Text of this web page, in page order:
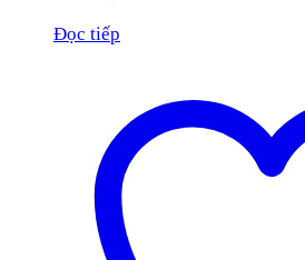
Đọc tiếp